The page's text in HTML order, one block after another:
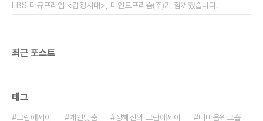
EBS 다큐프라임 <감정시대>, 마인드프리즘(주)가 함께했습니다.
최근 포스트
태그
그림에세이 개인맞춤 정혜신의 그림에세이
내마음워크숍